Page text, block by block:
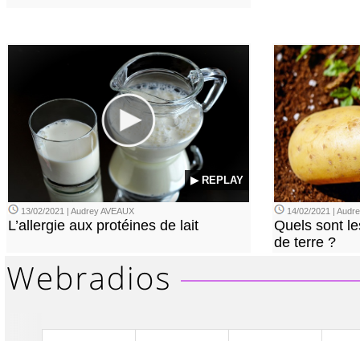
▶ REPLAY
13/02/2021 | Audrey AVEAUX
L’allergie aux protéines de lait
14/02/2021 |
Quels sont
de terre ?